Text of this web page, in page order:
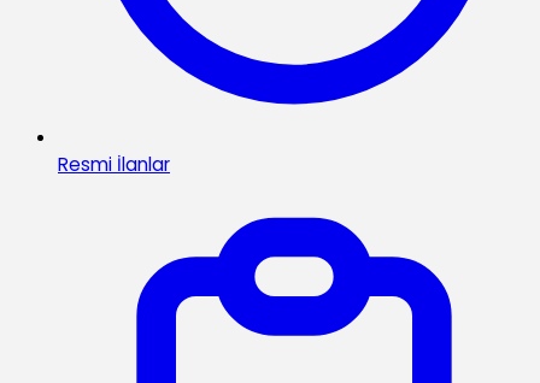
Resmi İlanlar